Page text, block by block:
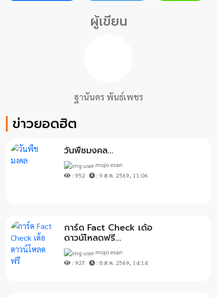
ผู้เขียน
ฐานันดร พันธ์เพชร
ข่าวยอดฮิต
วันพืชมงคล...
mojo esan
: 952
: 9 ส.ค. 2569, 11:06
การ์ด Fact Check เด้อ
ดาวน์โหลดฟรี...
mojo esan
: 927
: 8 ส.ค. 2569, 14:14